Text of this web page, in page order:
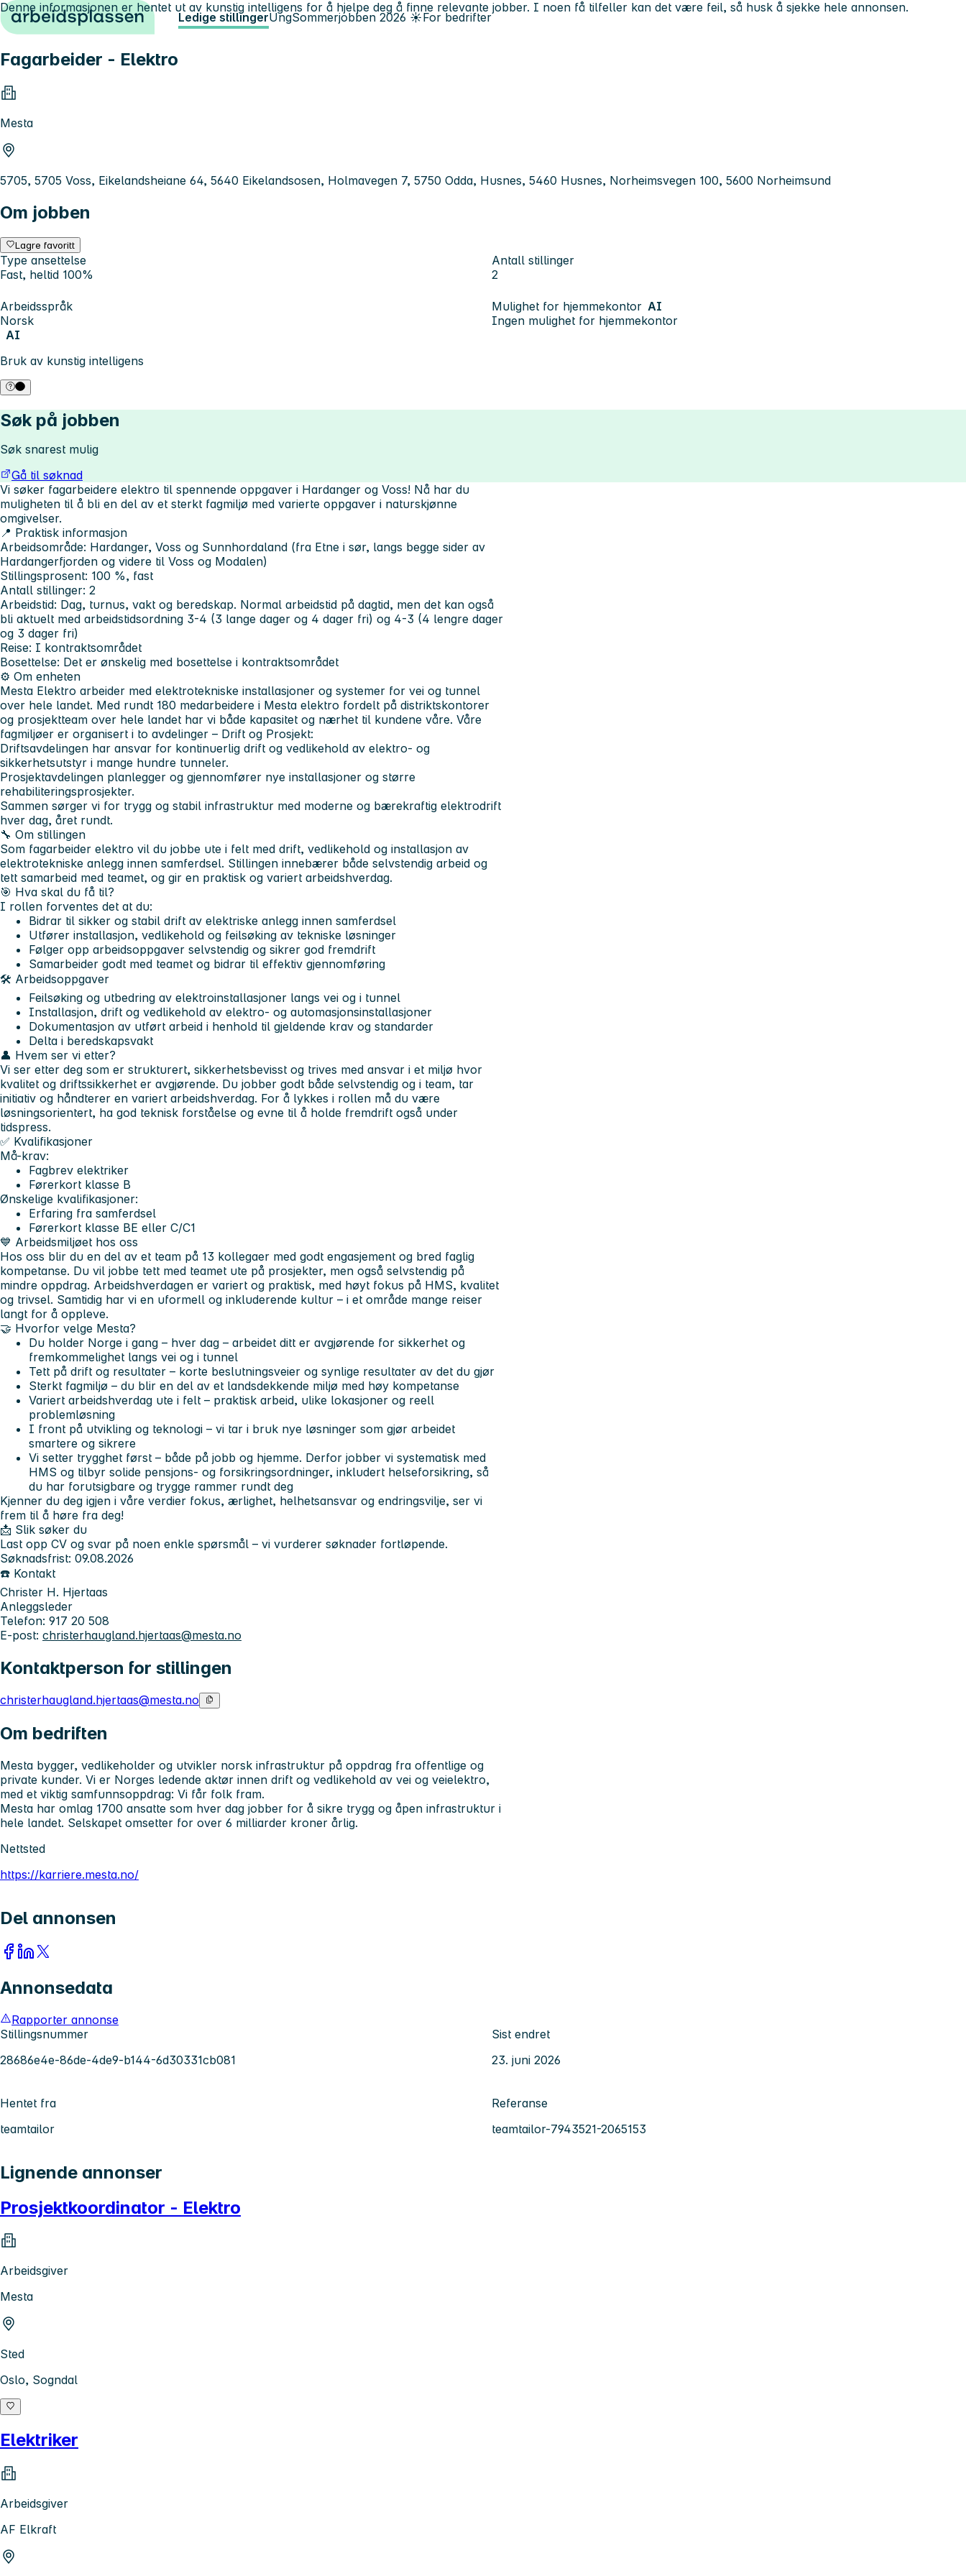
Hopp til innhold Ledige stillingerUngSommerjobben 2026 ☀️For bedrifter
Fagarbeider - Elektro
Mesta
5705, 5705 Voss, Eikelandsheiane 64, 5640 Eikelandsosen, Holmavegen 7, 5750 Odda, Husnes, 5460 Husnes, Norheimsvegen 100, 5600 Norheimsund
Om jobben
Lagre favoritt
Type ansettelse
Fast, heltid 100%
Antall stillinger
2
Arbeidsspråk
Norsk
Mulighet for hjemmekontor AI
Ingen mulighet for hjemmekontor
AI
Bruk av kunstig intelligens
Denne informasjonen er hentet ut av kunstig intelligens for å hjelpe deg å finne relevante jobber. I noen få tilfeller kan det være feil, så husk å sjekke hele annonsen.
Søk på jobben
Søk snarest mulig
Gå til søknad
Vi søker fagarbeidere elektro til spennende oppgaver i Hardanger og Voss! Nå har du
muligheten til å bli en del av et sterkt fagmiljø med varierte oppgaver i naturskjønne
omgivelser.
📍 Praktisk informasjon
Arbeidsområde: Hardanger, Voss og Sunnhordaland (fra Etne i sør, langs begge sider av
Hardangerfjorden og videre til Voss og Modalen)
Stillingsprosent: 100 %, fast
Antall stillinger: 2
Arbeidstid: Dag, turnus, vakt og beredskap. Normal arbeidstid på dagtid, men det kan også
bli aktuelt med arbeidstidsordning 3-4 (3 lange dager og 4 dager fri) og 4-3 (4 lengre dager
og 3 dager fri)
Reise: I kontraktsområdet
Bosettelse: Det er ønskelig med bosettelse i kontraktsområdet
⚙️ Om enheten
Mesta Elektro arbeider med elektrotekniske installasjoner og systemer for vei og tunnel
over hele landet. Med rundt 180 medarbeidere i Mesta elektro fordelt på distriktskontorer
og prosjektteam over hele landet har vi både kapasitet og nærhet til kundene våre. Våre
fagmiljøer er organisert i to avdelinger – Drift og Prosjekt:
Driftsavdelingen har ansvar for kontinuerlig drift og vedlikehold av elektro- og
sikkerhetsutstyr i mange hundre tunneler.
Prosjektavdelingen planlegger og gjennomfører nye installasjoner og større
rehabiliteringsprosjekter.
Sammen sørger vi for trygg og stabil infrastruktur med moderne og bærekraftig elektrodrift
hver dag, året rundt.
🔧 Om stillingen
Som fagarbeider elektro vil du jobbe ute i felt med drift, vedlikehold og installasjon av
elektrotekniske anlegg innen samferdsel. Stillingen innebærer både selvstendig arbeid og
tett samarbeid med teamet, og gir en praktisk og variert arbeidshverdag.
🎯 Hva skal du få til?
I rollen forventes det at du:
Bidrar til sikker og stabil drift av elektriske anlegg innen samferdsel
Utfører installasjon, vedlikehold og feilsøking av tekniske løsninger
Følger opp arbeidsoppgaver selvstendig og sikrer god fremdrift
Samarbeider godt med teamet og bidrar til effektiv gjennomføring
🛠️ Arbeidsoppgaver
Feilsøking og utbedring av elektroinstallasjoner langs vei og i tunnel
Installasjon, drift og vedlikehold av elektro- og automasjonsinstallasjoner
Dokumentasjon av utført arbeid i henhold til gjeldende krav og standarder
Delta i beredskapsvakt
👤 Hvem ser vi etter?
Vi ser etter deg som er strukturert, sikkerhetsbevisst og trives med ansvar i et miljø hvor
kvalitet og driftssikkerhet er avgjørende. Du jobber godt både selvstendig og i team, tar
initiativ og håndterer en variert arbeidshverdag. For å lykkes i rollen må du være
løsningsorientert, ha god teknisk forståelse og evne til å holde fremdrift også under
tidspress.
✅ Kvalifikasjoner
Må-krav:
Fagbrev elektriker
Førerkort klasse B
Ønskelige kvalifikasjoner:
Erfaring fra samferdsel
Førerkort klasse BE eller C/C1
💙 Arbeidsmiljøet hos oss
Hos oss blir du en del av et team på 13 kollegaer med godt engasjement og bred faglig
kompetanse. Du vil jobbe tett med teamet ute på prosjekter, men også selvstendig på
mindre oppdrag. Arbeidshverdagen er variert og praktisk, med høyt fokus på HMS, kvalitet
og trivsel. Samtidig har vi en uformell og inkluderende kultur – i et område mange reiser
langt for å oppleve.
🤝 Hvorfor velge Mesta?
Du holder Norge i gang – hver dag – arbeidet ditt er avgjørende for sikkerhet og
fremkommelighet langs vei og i tunnel
Tett på drift og resultater – korte beslutningsveier og synlige resultater av det du gjør
Sterkt fagmiljø – du blir en del av et landsdekkende miljø med høy kompetanse
Variert arbeidshverdag ute i felt – praktisk arbeid, ulike lokasjoner og reell
problemløsning
I front på utvikling og teknologi – vi tar i bruk nye løsninger som gjør arbeidet
smartere og sikrere
Vi setter trygghet først – både på jobb og hjemme. Derfor jobber vi systematisk med
HMS og tilbyr solide pensjons- og forsikringsordninger, inkludert helseforsikring, så
du har forutsigbare og trygge rammer rundt deg
Kjenner du deg igjen i våre verdier fokus, ærlighet, helhetsansvar og endringsvilje, ser vi
frem til å høre fra deg!
📩 Slik søker du
Last opp CV og svar på noen enkle spørsmål – vi vurderer søknader fortløpende.
Søknadsfrist: 09.08.2026
☎️ Kontakt
Christer H. Hjertaas
Anleggsleder
Telefon: 917 20 508
E-post: christerhaugland.hjertaas@mesta.no
Kontaktperson for stillingen
christerhaugland.hjertaas@mesta.no
Om bedriften
Mesta bygger, vedlikeholder og utvikler norsk infrastruktur på oppdrag fra offentlige og
private kunder. Vi er Norges ledende aktør innen drift og vedlikehold av vei og veielektro,
med et viktig samfunnsoppdrag: Vi får folk fram.
Mesta har omlag 1700 ansatte som hver dag jobber for å sikre trygg og åpen infrastruktur i
hele landet. Selskapet omsetter for over 6 milliarder kroner årlig.
Nettsted
https://karriere.mesta.no/
Del annonsen
Annonsedata
Rapporter annonse
Stillingsnummer
28686e4e-86de-4de9-b144-6d30331cb081
Sist endret
23. juni 2026
Hentet fra
teamtailor
Referanse
teamtailor-7943521-2065153
Lignende annonser
Prosjektkoordinator - Elektro
Arbeidsgiver
Mesta
Sted
Oslo, Sogndal
Elektriker
Arbeidsgiver
AF Elkraft